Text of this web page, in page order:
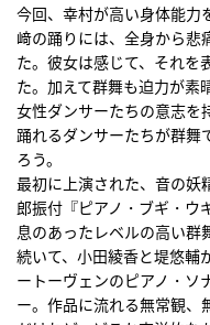
今回、幸村が高い身体能力
﨑の踊りには、全身から悲
た。彼女は感じて、それを
た。加えて群舞も迫力が素
女性ダンサーたちの意志を
踊れるダンサーたちが群舞
ろう。
最初に上演された、音の妖
郎振付『ピアノ・ブギ・ウ
息のあったレベルの高い群
続いて、小田綾香と堤悠輔
ートーヴェンのピアノ・ソ
ー。作品に流れる無常観、